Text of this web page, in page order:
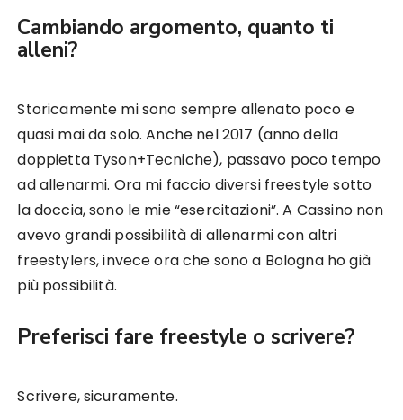
Cambiando argomento, quanto ti
alleni?
Storicamente mi sono sempre allenato poco e
quasi mai da solo. Anche nel 2017 (anno della
doppietta Tyson+Tecniche), passavo poco tempo
ad allenarmi. Ora mi faccio diversi freestyle sotto
la doccia, sono le mie “esercitazioni”. A Cassino non
avevo grandi possibilità di allenarmi con altri
freestylers, invece ora che sono a Bologna ho già
più possibilità.
Preferisci fare freestyle o scrivere?
Scrivere, sicuramente.